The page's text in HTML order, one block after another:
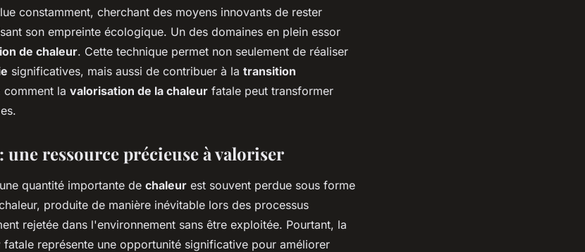
de la
dans les
constamment, cherchant des moyens innovants de rester
son empreinte écologique. Un des domaines en plein essor
de chaleur. Cette technique permet non seulement de réaliser
significatives, mais aussi de contribuer à la transition
comment la valorisation de la chaleur fatale peut transformer
une ressource précieuse à valoriser
quantité importante de chaleur est souvent perdue sous forme
produite de manière inévitable lors des processus
rejetée dans l'environnement sans être exploitée. Pourtant, la
fatale représente une opportunité significative pour améliorer